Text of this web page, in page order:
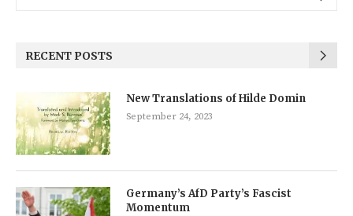
RECENT POSTS
New Translations of Hilde Domin
September 24, 2023
Germany’s AfD Party’s Fascist
Momentum